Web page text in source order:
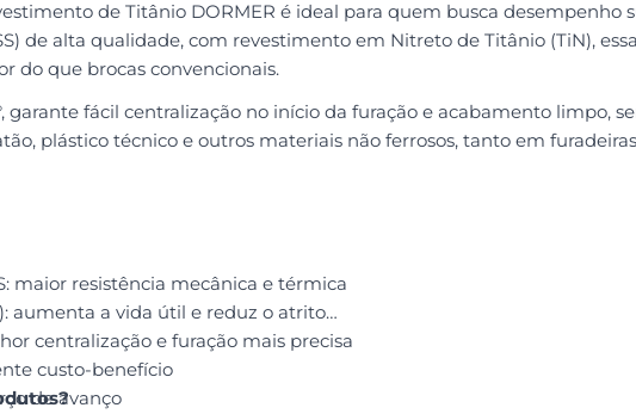
de Titânio DORMER é ideal para quem busca
de alta qualidade, com revestimento em Nitreto de Titânio (TiN),
do que brocas convencionais.
garante fácil centralização no início da furação e acabamento limpo,
plástico técnico e outros materiais não ferrosos, tanto em
maior resistência mecânica e térmica
aumenta a vida útil e reduz o atrito
centralização e furação mais precisa
custo-benefício
de avanço